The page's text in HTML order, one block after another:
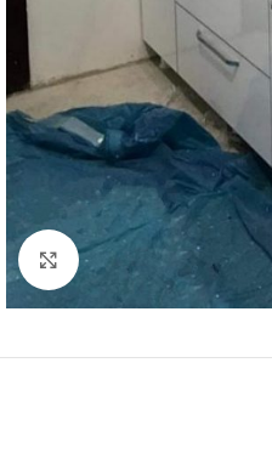
Büyütmek için tıklayın